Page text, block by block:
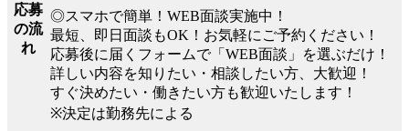
応募
の流
れ
◎スマホで簡単！WEB面談実施中！
最短、即日面談もOK！お気軽にご予約ください！
応募後に届くフォームで「WEB面談」を選ぶだけ！
詳しい内容を知りたい・相談したい方、大歓迎！
すぐ決めたい・働きたい方も歓迎いたします！
※決定は勤務先による